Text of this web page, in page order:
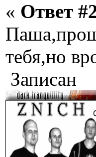
« Ответ
тебя,но
Записан